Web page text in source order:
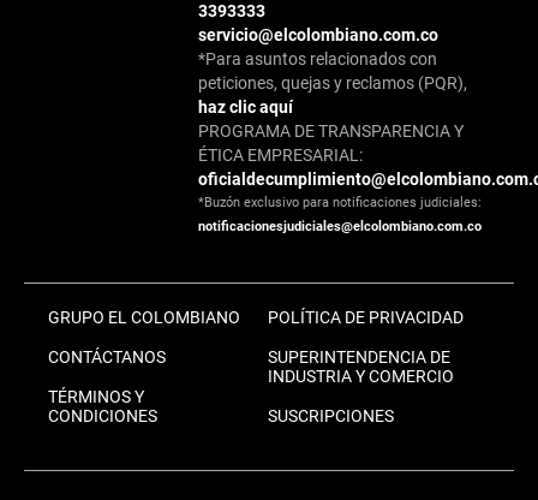
3393333
servicio@elcolombiano.com.co
*Para asuntos relacionados con
peticiones, quejas y reclamos (PQR),
haz clic aquí
PROGRAMA DE TRANSPARENCIA Y
ÉTICA EMPRESARIAL:
*Buzón exclusivo para notificaciones judiciales:
notificacionesjudiciales@elcolombiano.com.co
GRUPO EL COLOMBIANO
CONTÁCTANOS
TÉRMINOS Y
CONDICIONES
POLÍTICA DE PRIVACIDAD
SUPERINTENDENCIA DE
INDUSTRIA Y COMERCIO
SUSCRIPCIONES